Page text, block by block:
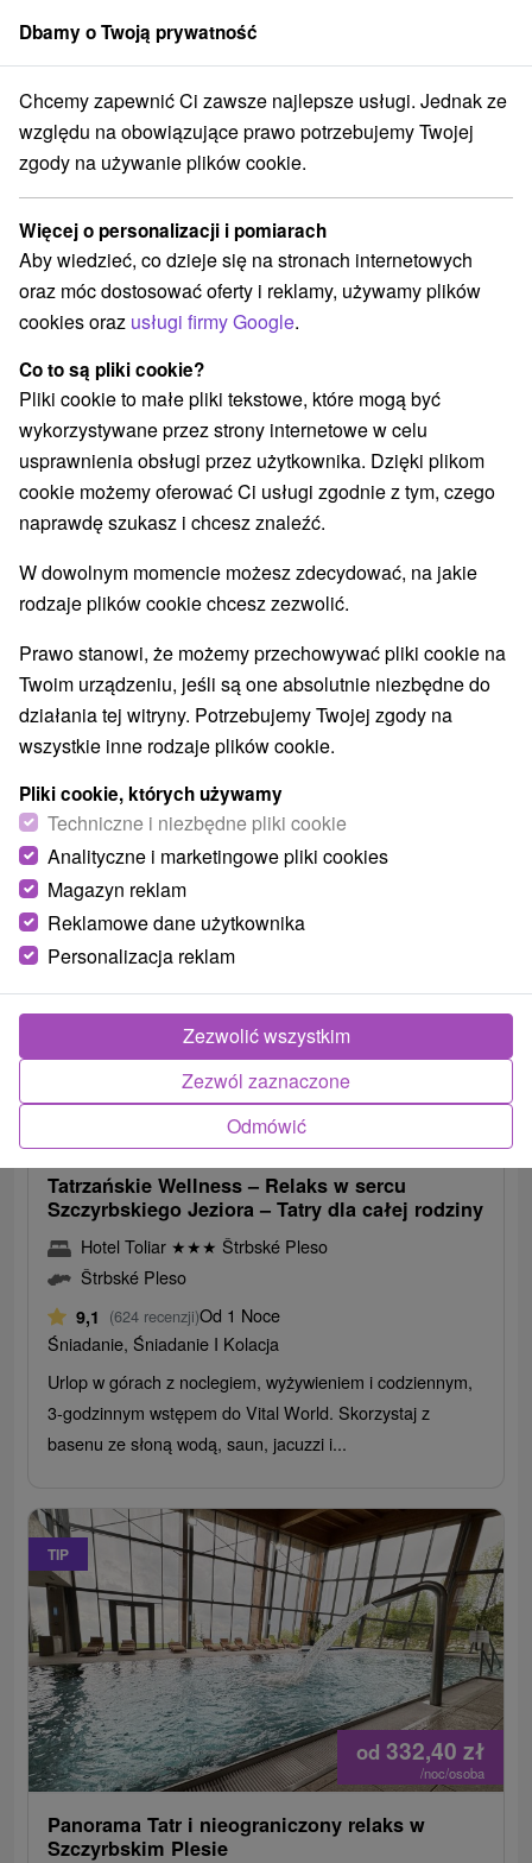
członek grupySorger
Východné Slovensko Prešovský kraj Štrbské Pleso
Wyjazdy weekendowe Štrbské
Pleso
Kategorie
Wszystkie kategorie
Pobyty z rabatem
Wellness pobyty(4) Wyjazdy weekendowe
Romantyczne wypady(1) Pobyty dla seniorów(3)
Wakacje rodzinne(4)
Wybierz lokalizację lub datę
Najlepiej sprzedające
Wsie i miasta
dla dwojga
WSZYSTKO TOP - BESTSELLERY
TIP
od310,24zł
Tatrzańskie Wellness – Relaks w sercu
Szczyrbskiego Jeziora – Tatry dla całej rodziny
Hotel Toliar ★★★ Štrbské Pleso
Štrbské Pleso
9,1 (624 recenzji)Od 1 Noce
Śniadanie, Śniadanie I Kolacja
Urlop w górach z noclegiem, wyżywieniem i codziennym,
3-godzinnym wstępem do Vital World. Skorzystaj z
basenu ze słoną wodą, saun, jacuzzi i...
TIP
od 332,40 zł
/noc/osoba
Panorama Tatr i nieograniczony relaks w
Szczyrbskim Plesie
Dbamy o Twoją prywatność
Chcemy zapewnić Ci zawsze najlepsze usługi. Jednak ze
względu na obowiązujące prawo potrzebujemy Twojej
zgody na używanie plików cookie.
Więcej o personalizacji i pomiarach
Aby wiedzieć, co dzieje się na stronach internetowych
oraz móc dostosować oferty i reklamy, używamy plików
cookies oraz usługi firmy Google.
Co to są pliki cookie?
Pliki cookie to małe pliki tekstowe, które mogą być
wykorzystywane przez strony internetowe w celu
usprawnienia obsługi przez użytkownika. Dzięki plikom
cookie możemy oferować Ci usługi zgodnie z tym, czego
naprawdę szukasz i chcesz znaleźć.
W dowolnym momencie możesz zdecydować, na jakie
rodzaje plików cookie chcesz zezwolić.
Prawo stanowi, że możemy przechowywać pliki cookie na
Twoim urządzeniu, jeśli są one absolutnie niezbędne do
działania tej witryny. Potrzebujemy Twojej zgody na
wszystkie inne rodzaje plików cookie.
Pliki cookie, których używamy
Techniczne i niezbędne pliki cookie
Analityczne i marketingowe pliki cookies
Magazyn reklam
Reklamowe dane użytkownika
Personalizacja reklam
Odmówić
Zezwól zaznaczone
Zezwolić wszystkim